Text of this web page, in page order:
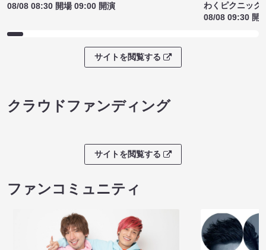
08/08 08:30 開場 09:00 開演
わくピクニック
08/08 09:30 開
サイトを閲覧する
クラウドファンディング
サイトを閲覧する
ファンコミュニティ